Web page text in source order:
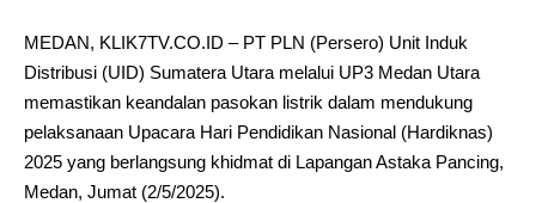
MEDAN, KLIK7TV.CO.ID – PT PLN (Persero) Unit Induk
Distribusi (UID) Sumatera Utara melalui UP3 Medan Utara
memastikan keandalan pasokan listrik dalam mendukung
pelaksanaan Upacara Hari Pendidikan Nasional (Hardiknas)
2025 yang berlangsung khidmat di Lapangan Astaka Pancing,
Medan, Jumat (2/5/2025).